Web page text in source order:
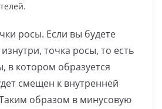
росы. Если вы будете
точка росы, то есть
в котором образуется
смещен к внутренней
образом в минусовую